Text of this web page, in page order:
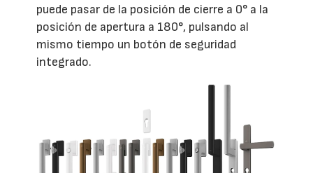
puede pasar de la posición de cierre a 0° a la
posición de apertura a 180°, pulsando al
mismo tiempo un botón de seguridad
integrado.